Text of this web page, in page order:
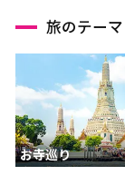
旅のテーマ
お寺巡り